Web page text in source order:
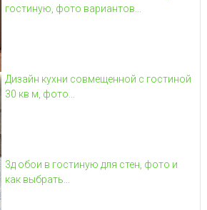
гостиную, фото вариантов...
Дизайн кухни совмещенной с гостиной
30 кв м, фото...
3д обои в гостиную для стен, фото и
как выбрать...